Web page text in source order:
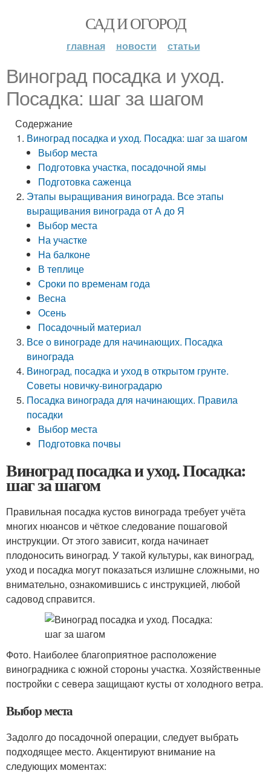
САД И ОГОРОД
главная новости статьи
Виноград посадка и уход.
Посадка: шаг за шагом
Содержание
Виноград посадка и уход. Посадка: шаг за шагом
Выбор места
Подготовка участка, посадочной ямы
Подготовка саженца
Этапы выращивания винограда. Все этапы
выращивания винограда от А до Я
Выбор места
На участке
На балконе
В теплице
Сроки по временам года
Весна
Осень
Посадочный материал
Все о винограде для начинающих. Посадка
винограда
Виноград, посадка и уход в открытом грунте.
Советы новичку-виноградарю
Посадка винограда для начинающих. Правила
посадки
Выбор места
Подготовка почвы
Виноград посадка и уход. Посадка:
шаг за шагом
Правильная посадка кустов винограда требует учёта
многих нюансов и чёткое следование пошаговой
инструкции. От этого зависит, когда начинает
плодоносить виноград. У такой культуры, как виноград,
уход и посадка могут показаться излишне сложными, но
внимательно, ознакомившись с инструкцией, любой
садовод справится.
Фото. Наиболее благоприятное расположение
виноградника с южной стороны участка. Хозяйственные
постройки с севера защищают кусты от холодного ветра.
Выбор места
Задолго до посадочной операции, следует выбрать
подходящее место. Акцентируют внимание на
следующих моментах: